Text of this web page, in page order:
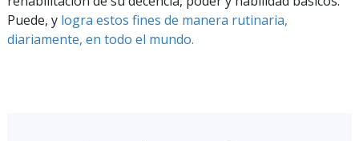
Puede, y logra estos fines de manera rutinaria,
diariamente, en todo el mundo.